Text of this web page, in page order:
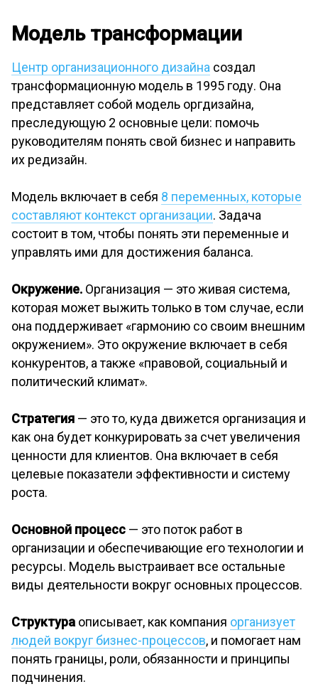
Модель трансформации
Центр организационного дизайна создал
трансформационную модель в 1995 году. Она
представляет собой модель оргдизайна,
преследующую 2 основные цели: помочь
руководителям понять свой бизнес и направить
их редизайн.
Модель включает в себя 8 переменных, которые
составляют контекст организации. Задача
состоит в том, чтобы понять эти переменные и
управлять ими для достижения баланса.
Окружение. Организация — это живая система,
которая может выжить только в том случае, если
она поддерживает «гармонию со своим внешним
окружением». Это окружение включает в себя
конкурентов, а также «правовой, социальный и
политический климат».
Стратегия — это то, куда движется организация и
как она будет конкурировать за счет увеличения
ценности для клиентов. Она включает в себя
целевые показатели эффективности и систему
роста.
Основной процесс — это поток работ в
организации и обеспечивающие его технологии и
ресурсы. Модель выстраивает все остальные
виды деятельности вокруг основных процессов.
Структура описывает, как компания организует
людей вокруг бизнес-процессов, и помогает нам
понять границы, роли, обязанности и принципы
подчинения.